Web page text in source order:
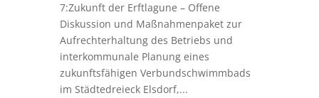
7:Zukunft der Erftlagune – Offene
Diskussion und Maßnahmenpaket zur
Aufrechterhaltung des Betriebs und
interkommunale Planung eines
zukunftsfähigen Verbundschwimmbads
im Städtedreieck Elsdorf,...